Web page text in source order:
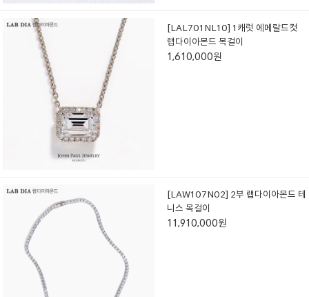
[LAL701NL10] 1캐럿 에메랄드컷
랩다이아몬드 목걸이
1,610,000원
[LAW107N02] 2부 랩다이아몬드 테
니스 목걸이
11,910,000원